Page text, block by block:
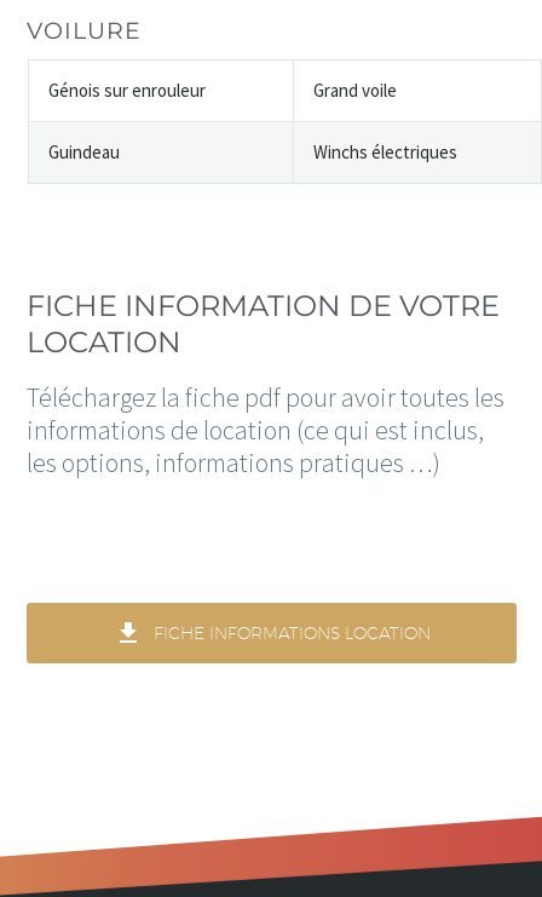
VOILURE
Génois sur enrouleur Grand voile
Guindeau Winchs électriques
FICHE INFORMATION DE VOTRE
LOCATION
Téléchargez la fiche pdf pour avoir toutes les
informations de location (ce qui est inclus,
les options, informations pratiques …)
 FICHE INFORMATIONS LOCATION